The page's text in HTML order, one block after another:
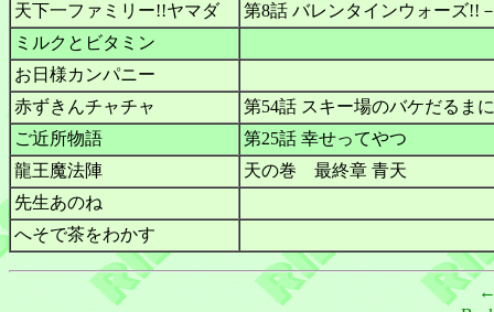
天下一ファミリー!!ヤマダ
第8話 バレンタインウォーズ!!
ミルクとビタミン
お日様カンパニー
赤ずきんチャチャ
第54話 スキー場のバケだるま
ご近所物語
第25話 幸せってやつ
龍王魔法陣
天の巻 最終章 青天
先生あのね
へそで茶をわかす